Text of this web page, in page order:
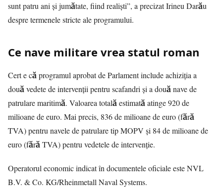
sunt patru ani și jumătate, fiind realiști”, a precizat Irineu Darău
despre termenele stricte ale programului.
Ce nave militare vrea statul roman
Cert e că programul aprobat de Parlament include achiziția a
două vedete de intervenții pentru scafandri și a două nave de
patrulare maritimă. Valoarea totală estimată atinge 920 de
milioane de euro. Mai precis, 836 de milioane de euro (fără
TVA) pentru navele de patrulare tip MOPV și 84 de milioane de
euro (fără TVA) pentru vedetele de intervenție.
Operatorul economic indicat în documentele oficiale este NVL
B.V. & Co. KG/Rheinmetall Naval Systems.